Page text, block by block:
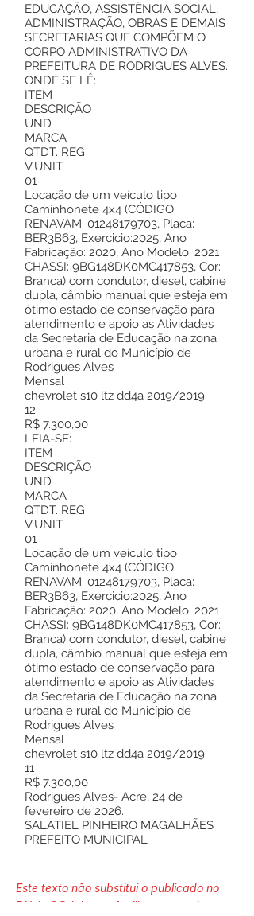
EDUCAÇÃO, ASSISTÊNCIA SOCIAL,
ADMINISTRAÇÃO, OBRAS E DEMAIS
SECRETARIAS QUE COMPÕEM O
CORPO ADMINISTRATIVO DA
PREFEITURA DE RODRIGUES ALVES.
ONDE SE LÊ:
ITEM
DESCRIÇÃO
UND
MARCA
QTDT. REG
V.UNIT
01
Locação de um veículo tipo
Caminhonete 4x4 (CÓDIGO
RENAVAM: 01248179703, Placa:
BER3B63, Exercicio:2025, Ano
Fabricação: 2020, Ano Modelo: 2021
CHASSI: 9BG148DK0MC417853, Cor:
Branca) com condutor, diesel, cabine
dupla, câmbio manual que esteja em
ótimo estado de conservação para
atendimento e apoio as Atividades
da Secretaria de Educação na zona
urbana e rural do Município de
Rodrigues Alves
Mensal
chevrolet s10 ltz dd4a 2019/2019
12
R$ 7.300,00
LEIA-SE:
ITEM
DESCRIÇÃO
UND
MARCA
QTDT. REG
V.UNIT
01
Locação de um veículo tipo
Caminhonete 4x4 (CÓDIGO
RENAVAM: 01248179703, Placa:
BER3B63, Exercicio:2025, Ano
Fabricação: 2020, Ano Modelo: 2021
CHASSI: 9BG148DK0MC417853, Cor:
Branca) com condutor, diesel, cabine
dupla, câmbio manual que esteja em
ótimo estado de conservação para
atendimento e apoio as Atividades
da Secretaria de Educação na zona
urbana e rural do Município de
Rodrigues Alves
Mensal
chevrolet s10 ltz dd4a 2019/2019
11
R$ 7.300,00
Rodrigues Alves- Acre, 24 de
fevereiro de 2026.
SALATIEL PINHEIRO MAGALHÃES
PREFEITO MUNICIPAL
Este texto não substitui o publicado no
Diário Oficial, mas facilita a pesquisa